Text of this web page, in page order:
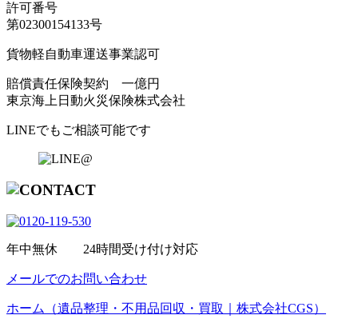
許可番号
第02300154133号
貨物軽自動車運送事業認可
賠償責任保険契約 一億円
東京海上日動火災保険株式会社
LINEでもご相談可能です
年中無休 24時間受け付け対応
メールでのお問い合わせ
ホーム（遺品整理・不用品回収・買取｜株式会社CGS）